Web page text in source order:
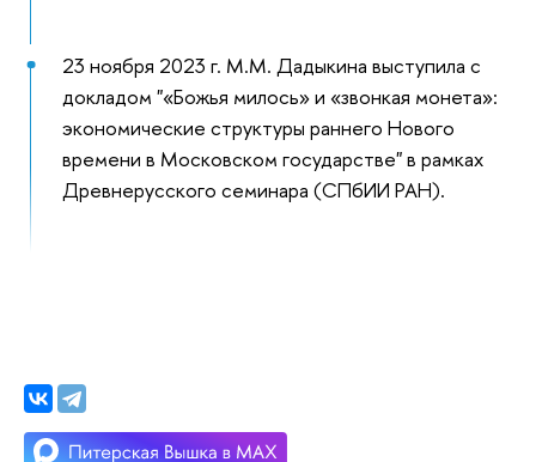
23 ноября 2023 г. М.М. Дадыкина выступила с
докладом "«Божья милось» и «звонкая монета»:
экономические структуры раннего Нового
времени в Московском государстве" в рамках
Древнерусского семинара (СПбИИ РАН).